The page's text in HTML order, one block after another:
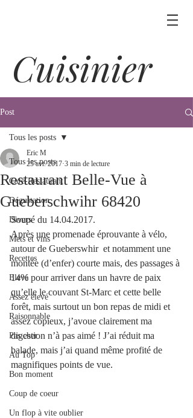
Cuisinier
Post
Tous les posts
Café-Restaurant
Dégustation
Divers
Mets et vins
Recettes
Elevé
Assez élevé
Raisonnable
Pas cher
Au Top
Bon moment
Coup de coeur
Un flop à vite oublier
Tous les posts
Restaurant Belle-Vue à
Gueberschwihr 68420
Eric M
25 avr. 2017 3 min de lecture
Soupé du 14.04.2017.
Après une promenade éprouvante à vélo,
autour de Gueberswhir  et notamment une
montée (d’enfer) courte mais, des passages à
14% pour arriver dans un havre de paix
qu’elle le couvant St-Marc et cette belle
forêt, mais surtout un bon repas de midi et
assez copieux, j’avoue clairement ma
digestion n’à pas aimé ! J’ai réduit ma
balade, mais j’ai quand même profité de
magnifiques points de vue.